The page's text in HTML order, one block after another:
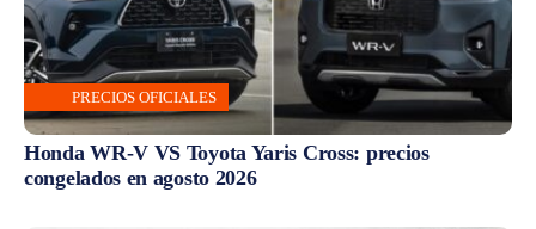
PRECIOS OFICIALES
Honda WR-V VS Toyota Yaris Cross: precios
congelados en agosto 2026